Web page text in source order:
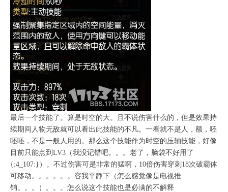
最后一个技能了。算是时空的大。且不说伤害什么的，但是效果持
续期间人物无敌就可以看出此技能的不凡。一看就不是人，额，呸
呸呸，不是一般人用的。那么这个技能作为时空的压轴技能，好像
目前只能点到LV3（我没记错吧。。。老了，脑袋不好用了
{:4_107:}）。不过伤害可是非常的猛啊，10倍伤害穿刺18次破霸体
可移动。。。。。。容我平静下（怎么感觉像是电视推
销。。。）。。。怎么说这个技能也是必满的不解释